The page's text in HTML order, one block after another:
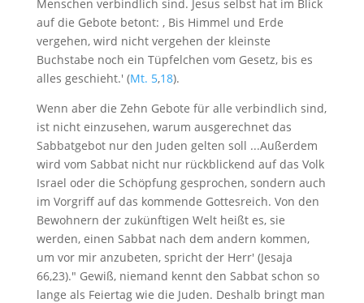
Menschen verbindlich sind. Jesus selbst hat im Blick
auf die Gebote betont: , Bis Himmel und Erde
vergehen, wird nicht vergehen der kleinste
Buchstabe noch ein Tüpfelchen vom Gesetz, bis es
alles geschieht.' (Mt. 5,18).
Wenn aber die Zehn Gebote für alle verbindlich sind,
ist nicht einzusehen, warum ausgerechnet das
Sabbatgebot nur den Juden gelten soll ...Außerdem
wird vom Sabbat nicht nur rückblickend auf das Volk
Israel oder die Schöpfung gesprochen, sondern auch
im Vorgriff auf das kommende Gottesreich. Von den
Bewohnern der zukünftigen Welt heißt es, sie
werden, einen Sabbat nach dem andern kommen,
um vor mir anzubeten, spricht der Herr' (Jesaja
66,23)." Gewiß, niemand kennt den Sabbat schon so
lange als Feiertag wie die Juden. Deshalb bringt man